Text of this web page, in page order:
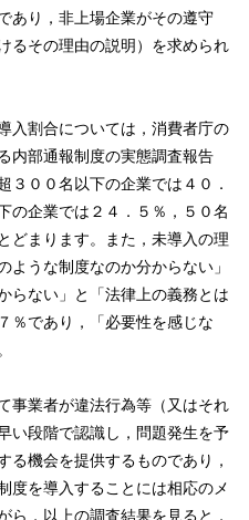
あり，非上場企業がその遵守
るその理由の説明）を求められ
入割合については，消費者庁の
内部通報制度の実態調査報告
３００名以下の企業では４０．
の企業では２４．５％，５０名
どまります。また，未導入の理
ような制度なのか分からない」
らない」と「法律上の義務とは
％であり，「必要性を感じな
事業者が違法行為等（又はそれ
い段階で認識し，問題発生を予
る機会を提供するものであり，
度を導入することには相応のメ
ら，以上の調査結果を見ると，